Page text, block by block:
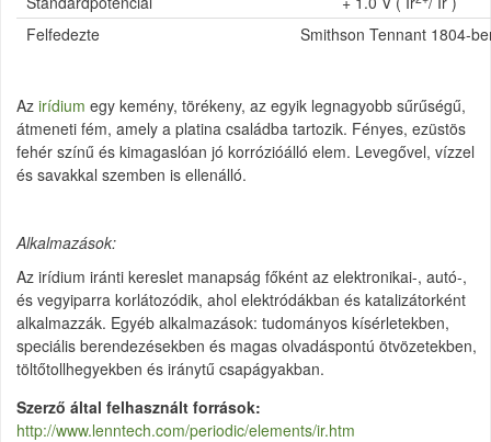
Felfedezte
Smithson Tennant 1804-
Az irídium egy kemény, törékeny, az egyik legnagyobb sűrűségű,
átmeneti fém, amely a platina családba tartozik. Fényes, ezüstös
fehér színű és kimagaslóan jó korrózióálló elem. Levegővel, vízzel
és savakkal szemben is ellenálló.
Alkalmazások:
Az irídium iránti kereslet manapság főként az elektronikai-, autó-,
és vegyiparra korlátozódik, ahol elektródákban és katalizátorként
alkalmazzák. Egyéb alkalmazások: tudományos kísérletekben,
speciális berendezésekben és magas olvadáspontú ötvözetekben,
töltőtollhegyekben és iránytű csapágyakban.
Szerző által felhasznált források
http://www.lenntech.com/periodic/elements/ir.htm